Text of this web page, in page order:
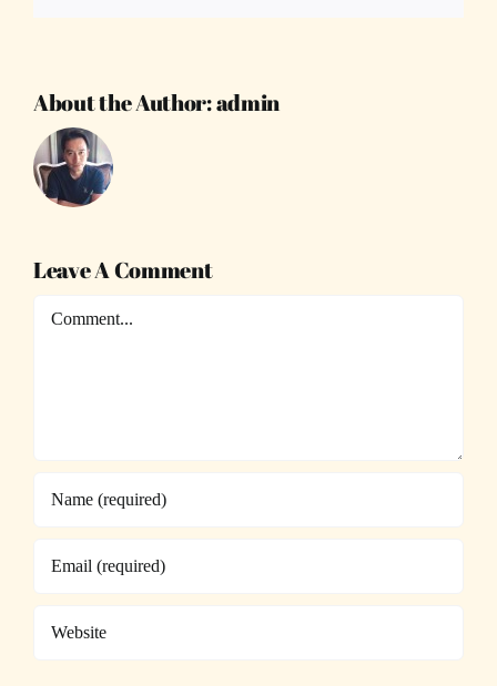
About the Author:admin
Leave A Comment
Comment